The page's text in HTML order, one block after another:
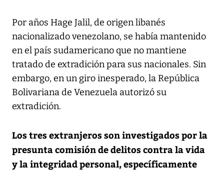
Por años Hage Jalil, de origen libanés
nacionalizado venezolano, se había mantenido
en el país sudamericano que no mantiene
tratado de extradición para sus nacionales. Sin
embargo, en un giro inesperado, la República
Bolivariana de Venezuela autorizó su
extradición.
Los tres extranjeros son investigados por la
presunta comisión de delitos contra la vida
y la integridad personal, específicamente